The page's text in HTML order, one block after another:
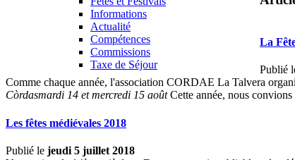
Informations
Actualité
Compétences
Commissions
Taxe de Séjour
La
Publié
Comme chaque année, l'association CORDAE La Talvera
Còrdasmardi 14 et mercredi 15 aoûtCette année, nous
Les fêtes médiévales 2018
Publié le jeudi 5 juillet 2018